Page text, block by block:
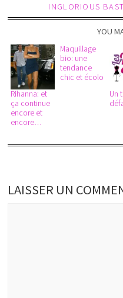
INGLORIOUS
YOU
Rihanna: et
ça continue
encore et
encore…
Maquillage
bio: une
tendance
chic et écolo
Un
LAISSER UN